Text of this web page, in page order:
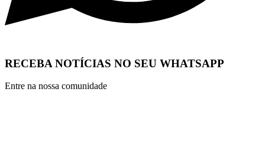
RECEBA NOTÍCIAS NO SEU WHATSAPP
Entre na nossa comunidade